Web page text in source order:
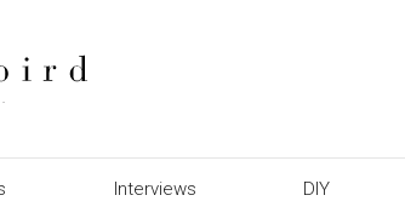
Interviews DIY